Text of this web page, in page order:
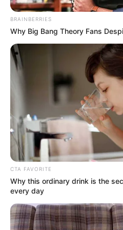
BRAINBERRIES
Why Big Bang Theory Fans
CTA FAVORITE
Why this ordinary drink is the
every day